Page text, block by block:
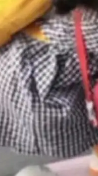
），
、组织
全性、
先是数据
景，公
需求。
要求较...
深信服
随着各行
形态逐
不只是
代下，
以及持
算力网关
成本治
清、管
从现在开
的结
者之一。
之一。
。 Jeff D
职。 他
Ghema
二十多
的共同
员，Se
Oriol Vin
面
，这一轮
一次补
杭州无
一位全
划步
一行
· GitHu
/ Linu
/ Linu
在软件工
主要载
数百万
的上下
历史的
北京一